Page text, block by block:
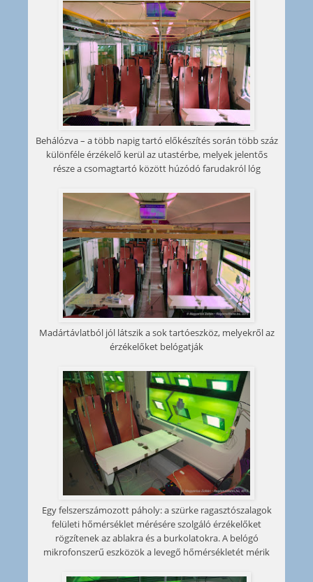
Behálózva – a több napig tartó előkészítés során több száz
különféle érzékelő kerül az utastérbe, melyek jelentős
része a csomagtartó között húzódó farudakról lóg
Madártávlatból jól látszik a sok tartóeszköz, melyekről az
érzékelőket belógatják
Egy felszerszámozott páholy: a szürke ragasztószalagok
felületi hőmérséklet mérésére szolgáló érzékelőket
rögzítenek az ablakra és a burkolatokra. A belógó
mikrofonszerű eszközök a levegő hőmérsékletét mérik